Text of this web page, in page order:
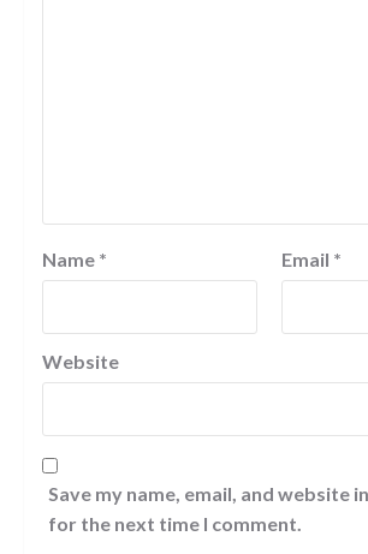
Name * Email *
Website
Save my name, email, and website
for the next time I comment.